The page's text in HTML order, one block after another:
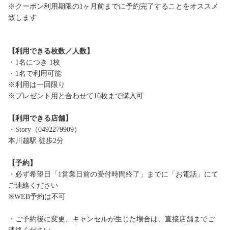
※クーポン利用期限の1ヶ月前までに予約完了することをオススメ
致します
【利用できる枚数／人数】
・1名につき 1枚
・1名で利用可能
※利用は一回限り
※プレゼント用と合わせて10枚まで購入可
【利用できる店舗】
・Story（0492279909）
本川越駅 徒歩2分
【予約】
・必ず希望日「1営業日前の受付時間終了」までに「お電話」にて
ご連絡ください
※WEB予約は不可
・ご予約後に変更、キャンセルが生じた場合は、直接店舗までご